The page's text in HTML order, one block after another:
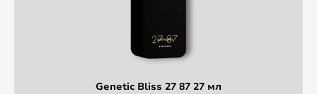
Genetic Bliss 27 87 27 мл